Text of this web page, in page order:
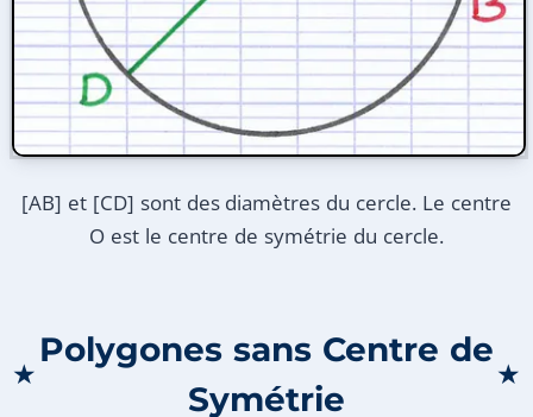
[AB] et [CD] sont des diamètres du cercle. Le centre
O est le centre de symétrie du cercle.
★
Polygones sans Centre de
Symétrie
★